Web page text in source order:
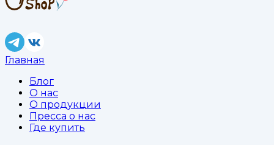
Главная
Блог
О нас
О продукции
Пресса о нас
Где купить